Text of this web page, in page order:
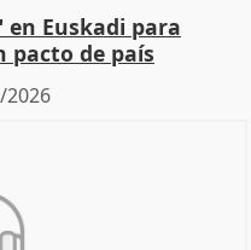
Euskadi para
de país
2026